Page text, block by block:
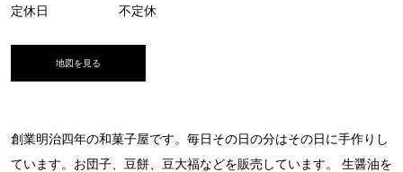
定休日 不定休
地図を見る
創業明治四年の和菓子屋です。毎日その日の分はその日に手作りし
ています。お団子、豆餅、豆大福などを販売しています。 生醤油を